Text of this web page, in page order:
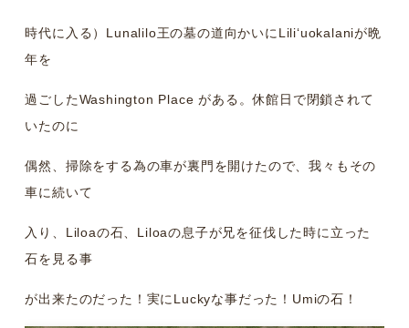
時代に入る）Lunalilo王の墓の道向かいにLiliʻuokalaniが晩
年を
過ごしたWashington Place がある。休館日で閉鎖されて
いたのに
偶然、掃除をする為の車が裏門を開けたので、我々もその
車に続いて
入り、Liloaの石、Liloaの息子が兄を征伐した時に立った
石を見る事
が出来たのだった！実にLuckyな事だった！Umiの石！